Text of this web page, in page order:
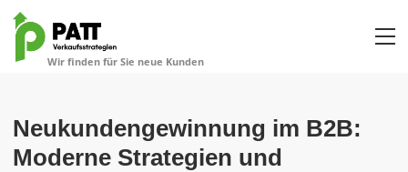
Neukundengewinnung im B2B:
Moderne Strategien und